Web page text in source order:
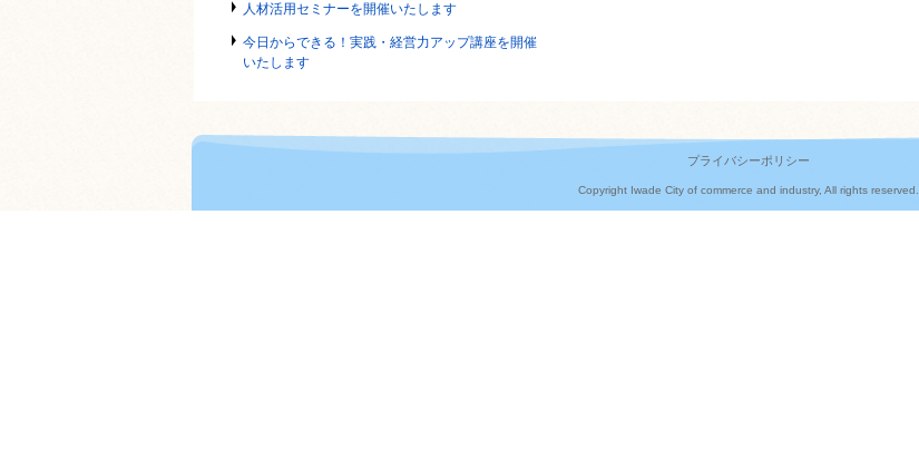
人材活用セミナーを開催いたします
今日からできる！実践・経営力アップ講座を開催
いたします
プライバシーポリシー
Copyright Iwade City of commerce and industry, All rights reserved.